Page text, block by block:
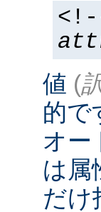
値 (
的で
オー
は属
だけ